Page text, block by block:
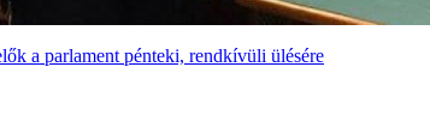
a parlament pénteki, rendkívüli ülésére